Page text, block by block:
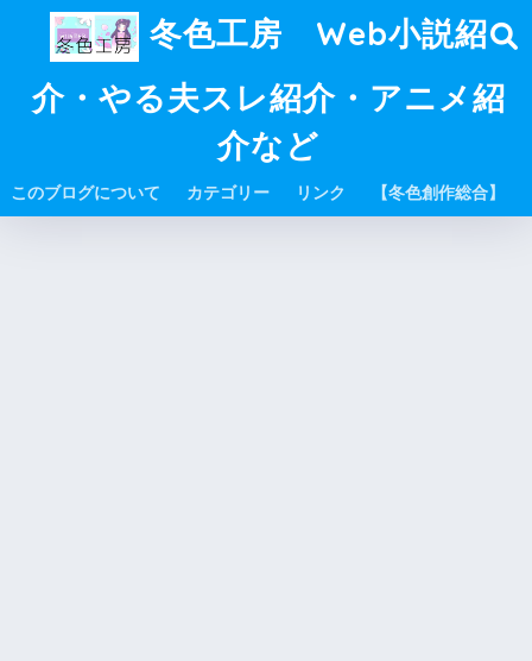
冬色工房 Web小説紹
介・やる夫スレ紹介・アニメ紹
介など
このブログについて カテゴリー リンク 【冬色創作総合】